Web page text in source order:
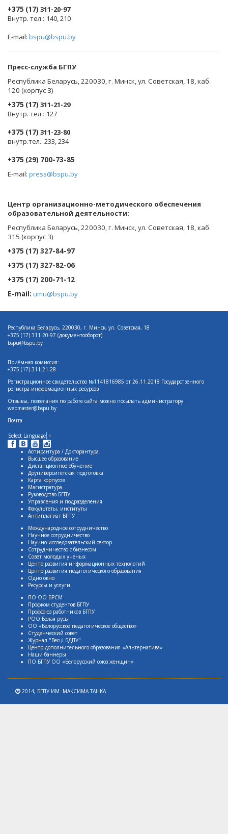
+375 (17) 311-20-97
Внутр. тел.: 140, 210
E-mail: bspu@bspu.by
Пресс-служба БГПУ
Республика Беларусь, 220030, г. Минск, ул. Советская, 18, каб.
120 (корпус 3)
+375 (17) 311-21-29
Внутр. тел.: 127
+375 (17) 311-23-80
внутр.тел.: 233, 234
+375 (29) 700-73-85
E-mail: press@bspu.by
Центр организационно-методического обеспечения
образовательной деятельности:
Республика Беларусь, 220030, г. Минск, ул. Советская, 18, каб.
315 (корпус 3)
+375 (17) 327-84-97
+375 (17) 327-82-06
+375 (17) 200-71-12
E-mail: umu@bspu.by
Республика Беларусь, 220030, г. Минск, ул. Советская, 18
+375 (17) 311-20-97 (документооборот)
bspu@bspu.by
Приёмная комиссия:
+375 (17) 311-21-28
Регистрационное свидетельство №1141816985 от 26.11.2018 Государственного
регистра информационных ресурсов
Отзывы, пожелания по работе сайта можно посылать администратору:
webmaster@bspu.by
Почта
Select Language ▼
Аспирантура / Докторантура
Высшее образование
Дистанционное обучение
Доуниверситетская подготовка
Карта корпусов
Магистратура
Руководство БГПУ
Управления и подразделения
Факультеты, институты
Антиплагиат БГПУ
Международное сотрудничество
Научное сотрудничество
Научно-исследовательский сектор
Сотрудничество с бизнесом
Совет молодых ученых
Центр развития информационных технологий
Центр развития педагогического образования
Одно окно
Ресурсы и услуги
ПО ОО БРСМ
Профком студентов БГПУ
Профсоюз работников БГПУ
РОО Белая русь
ОО «Белорусское педагогическое общество»
Студенческий совет
Журнал "Весцi БДПУ"
Центр дополнительного образования «Альтернатива»
Наши баннеры
ПО БГПУ ОО «Белорусский союз женщин»
2014, БГПУ ИМ. МАКСИМА ТАНКА